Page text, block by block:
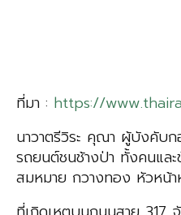
ที่มา : https://
นาวาตรีวิระ คุณา ผู้บังคับ
รถยนต์ชนช้างป่า ทั้งคนแล
สมหมาย กวางทอง หัวหน้